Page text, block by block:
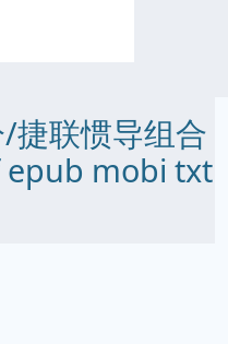
捷联惯导组合
epub mobi txt